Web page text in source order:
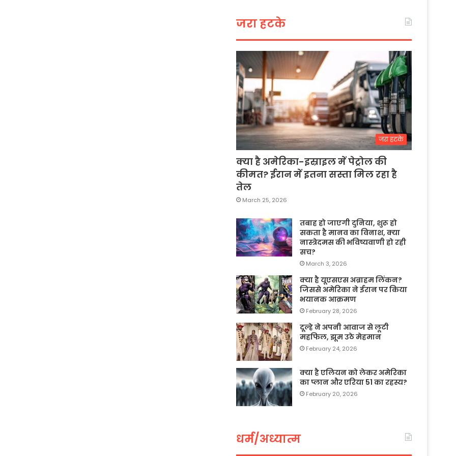
जरा हटके
जरा हटके
क्या है अमेरिका-इस्राइल में पेट्रोल की
कीमत? ईरान में इतना सस्ता मिल रहा है
तेल
March 25, 2026
तबाह हो जाएगी दुनिया, शुरू हो
सकता है मानव का विनाश, क्या
नास्त्रेदमस की भविष्यवाणी हो रही
सच?
March 3, 2026
क्या है यूएसएस अब्राहम लिंकन?
जिससे अमेरिका ने ईरान पर किया
भयानक आक्रमण
February 28, 2026
दूल्हे ने अपनी आवाज से लूटी
महफिल, झूम उठे मेहमान
February 24, 2026
क्या है एलियन को लेकर अमेरिका
का प्लान और एरिया 51 का रहस्य?
February 20, 2026
धर्म/अध्यात्म